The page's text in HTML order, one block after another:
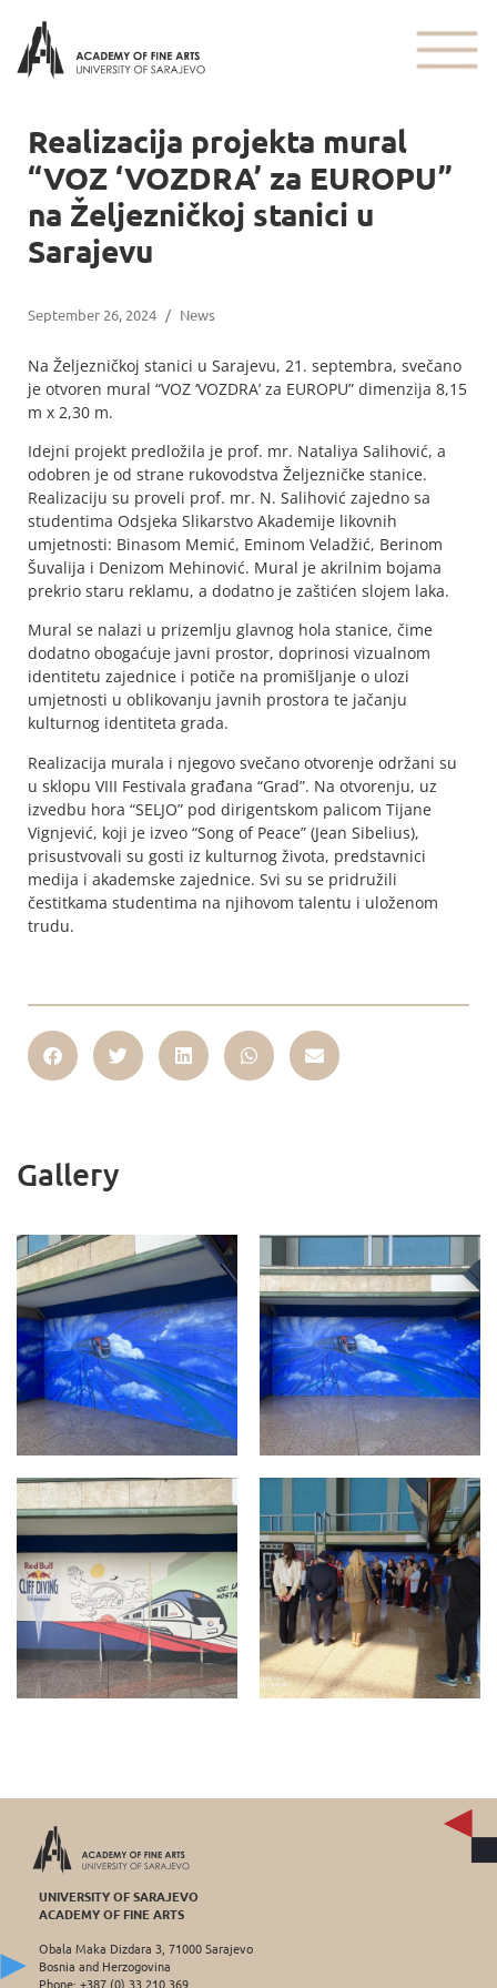
Realizacija projekta mural
“VOZ ‘VOZDRA’ za EUROPU”
na Željezničkoj stanici u
Sarajevu
September 26, 2024 / News
Na Željezničkoj stanici u Sarajevu, 21. septembra, svečano
je otvoren mural “VOZ ‘VOZDRA’ za EUROPU” dimenzija 8,15
m x 2,30 m.
Idejni projekt predložila je prof. mr. Nataliya Salihović, a
odobren je od strane rukovodstva Željezničke stanice.
Realizaciju su proveli prof. mr. N. Salihović zajedno sa
studentima Odsjeka Slikarstvo Akademije likovnih
umjetnosti: Binasom Memić, Eminom Veladžić, Berinom
Šuvalija i Denizom Mehinović. Mural je akrilnim bojama
prekrio staru reklamu, a dodatno je zaštićen slojem laka.
Mural se nalazi u prizemlju glavnog hola stanice, čime
dodatno obogaćuje javni prostor, doprinosi vizualnom
identitetu zajednice i potiče na promišljanje o ulozi
umjetnosti u oblikovanju javnih prostora te jačanju
kulturnog identiteta grada.
Realizacija murala i njegovo svečano otvorenje održani su
u sklopu VIII Festivala građana “Grad”. Na otvorenju, uz
izvedbu hora “SELJO” pod dirigentskom palicom Tijane
Vignjević, koji je izveo “Song of Peace” (Jean Sibelius),
prisustvovali su gosti iz kulturnog života, predstavnici
medija i akademske zajednice. Svi su se pridružili
čestitkama studentima na njihovom talentu i uloženom
trudu.
Gallery
UNIVERSITY OF SARAJEVO
ACADEMY OF FINE ARTS
Obala Maka Dizdara 3, 71000 Sarajevo
Bosnia and Herzogovina
Phone: +387 (0) 33 210 369